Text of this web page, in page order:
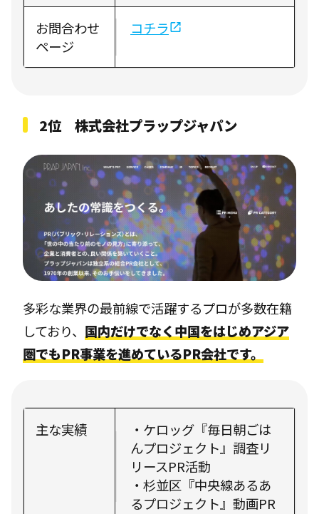
お問合わせ
ページ
コチラ
2位 株式会社プラップジャパン
多彩な業界の最前線で活躍するプロが多数在籍
しており、 国内だけでなく中国をはじめアジア
圏でもPR事業を進めているPR会社です。
主な実績
・ケロッグ『毎日朝ごは
んプロジェクト』調査リ
リースPR活動
・杉並区『中央線あるあ
るプロジェクト』動画PR